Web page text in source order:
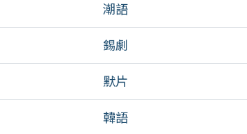
潮語
錫劇
默片
韓語